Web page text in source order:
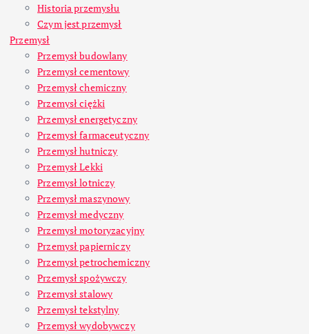
Historia przemysłu
Czym jest przemysł
Przemysł
Przemysł budowlany
Przemysł cementowy
Przemysł chemiczny
Przemysł ciężki
Przemysł energetyczny
Przemysł farmaceutyczny
Przemysł hutniczy
Przemysł Lekki
Przemysł lotniczy
Przemysł maszynowy
Przemysł medyczny
Przemysł motoryzacyjny
Przemysł papierniczy
Przemysł petrochemiczny
Przemysł spożywczy
Przemysł stalowy
Przemysł tekstylny
Przemysł wydobywczy